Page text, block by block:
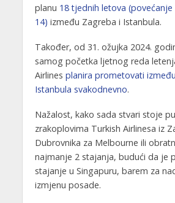
planu 18 tjednih letova
14) između Zagreba i Istanbula.
Također, od 31. ožujka 2024.
samog početka ljetnog reda
Airlines planira prometovati
Istanbula svakodnevno.
Nažalost, kako sada stvari stoje
zrakoplovima Turkish Airlinesa iz
Dubrovnika za Melbourne ili
najmanje 2 stajanja, budući da je
stajanje u Singapuru, barem za
izmjenu posade.